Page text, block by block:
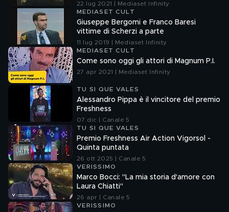
22 lug 2021 | Mediaset Infinity
MEDIASET CULT
Giuseppe Bergomi e Franco Baresi
vittime di Scherzi a parte
11 lug 2019 | Mediaset Infinity
MEDIASET CULT
Come sono oggi gli attori di Magnum P.I.
27 apr 2021 | Mediaset Infinity
TU SI QUE VALES
Alessandro Pippa è il vincitore del premio
Freshness
07 dic | Canale 5
TU SI QUE VALES
Premio Freshness Air Action Vigorsol -
Quinta puntata
26 ott 2025 | Canale 5
VERISSIMO
Marco Bocci: "La mia storia d'amore con
Laura Chiatti"
26 apr | Canale 5
VERISSIMO